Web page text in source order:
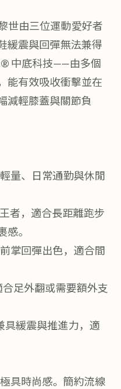
世由三位運動愛好者
緩震與回彈無法兼得
中底科技——由多個
能有效吸收衝擊並在
減輕膝蓋與關節負
量、日常通勤與休閒
者，適合長距離跑步
。
掌回彈出色，適合間
足外翻或需要額外支
具緩震與推進力，適
具時尚感。簡約流線